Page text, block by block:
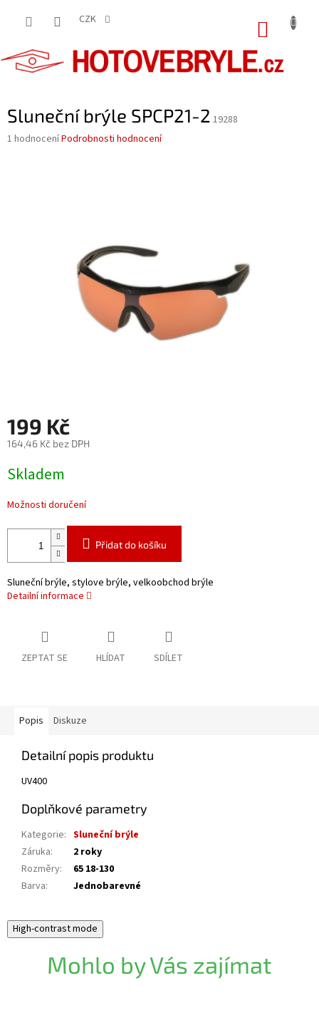
CZK
Sluneční brýle SPCP21-2 19288
Průměrné
1 hodnoceníPodrobnosti hodnocení
199 Kč
164,46 Kč bez DPH
cena:
Skladem
Možnosti doručení
Přidat do košíku
Sluneční brýle, stylove brýle, velkoobchod brýle
Detailní informace
ZEPTAT SE HLÍDAT SDÍLET
Popis Diskuze
Detailní popis produktu
UV400
Doplňkové parametry
Kategorie: Sluneční brýle
Záruka:
2 roky
Rozměry:
65 18-130
Barva: Jednobarevné
High-contrast mode
Mohlo by Vás zajímat